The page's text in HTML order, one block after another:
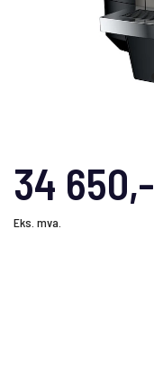
34 650,-
Eks. mva.